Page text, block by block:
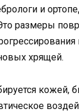
и
размеры
хрящей.
кожей,